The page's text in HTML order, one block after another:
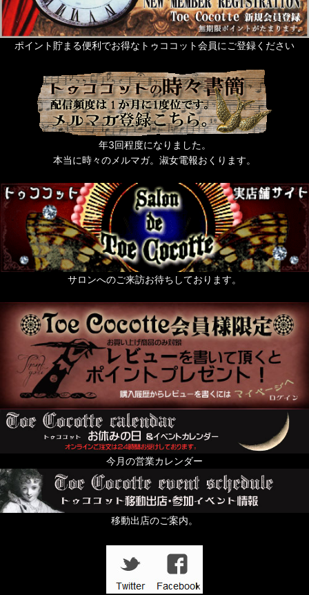
Rose de Reficul et Guiggles
サシェ・芳香剤・入浴剤他
タッセル
猫なもの
うさぎなもの
梟ーふくろうー
zoo 色々動物なもの
薔薇なもの。
天使なもの。
ポスト投函便発送OKのお品
送料無料まで後少し（500円以下のお品）
絢爛黄金色装飾品の頁
For KID's and Baby and FANY
オブジェ・人形・立体アート
ちょっと配るのにおすすめプチギフト特集
すずらんの日
ポイント貯まる便利でお得なトゥココット会員にご登録ください
年3回程度になりました。
本当に時々のメルマガ。淑女電報おくります。
サロンへのご来訪お待ちしております。
今月の営業カレンダー
移動出店のご案内。